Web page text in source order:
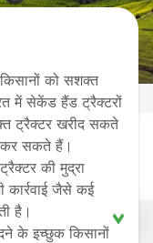
को सशक्त
में सेकेंड हैंड ट्रैक्टरों
ट्रैक्टर खरीद सकते
कर सकते हैं।
की मुद्रा
जैसे कई
है।
के इच्छुक किसानों
प्राइस लिस्ट